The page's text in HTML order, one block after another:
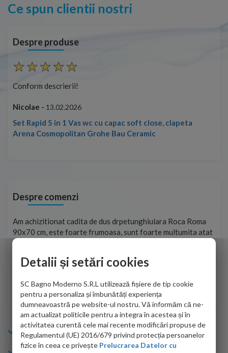
Ce spun clientii nostri
Despre produse
Conform descrierii!
Nicolae - 13.02.2026
Set Rapid 5 in 1 Vas wc cu capac soft close, clapeta
Arena Cosmopolitan Grohe Bau Ceramic
Despre comenzi
Am achizitionat cadita de dus drpetunghiulara Roca Roma
90x70 cm, este foarte frumoasa, sunt foarte multumita atat
de personalul firmei dvs. cu care am colaborat in obtinerea
adus coletul in siguranta.Numai bine, va doresc!
Sofrone Viviana -28.07.2026
Info Bagno
Detalii și setări cookies
SC Bagno Moderno S.R.L utilizează fișiere de tip cookie
pentru a personaliza și îmbunătăți experiența
dumneavoastră pe website-ul nostru. Vă informăm că ne-
am actualizat politicile pentru a integra în acestea și în
activitatea curentă cele mai recente modificări propuse de
Regulamentul (UE) 2016/679 privind protecția persoanelor
fizice în ceea ce privește Prelucrarea Datelor cu